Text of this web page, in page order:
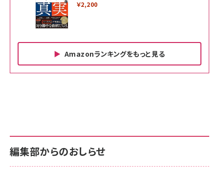
￥2,200
Amazonランキングをもっと見る
￥880
anan(アンアン)2026/06/24号 No.2500増刊
スペシャルエディション[王道エンタメの矜持／
サポート正規品 メーカー保証5年 KLMEA128G
NIMASO ガラスフィルム iPhone 17 用 保護フィ
サポート正規品 メーカー保証5年 KLMEA128G
Amazon eギフトカード - Amazonロゴ - クラ
編集部からのおしらせ